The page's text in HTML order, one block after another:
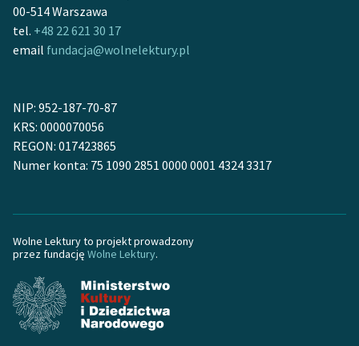
00-514 Warszawa
tel. +48 22 621 30 17
email fundacja@wolnelektury.pl
NIP: 952-187-70-87
KRS: 0000070056
REGON: 017423865
Numer konta: 75 1090 2851 0000 0001 4324 3317
Wolne Lektury to projekt prowadzony
przez fundację Wolne Lektury.